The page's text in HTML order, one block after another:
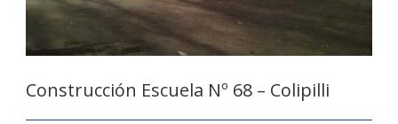
Construcción Escuela Nº 68 – Colipilli